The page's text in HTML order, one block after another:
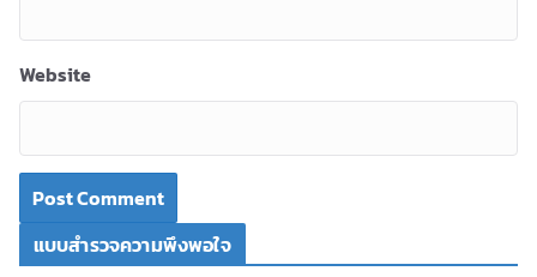
Website
แบบสำรวจความพึงพอใจ